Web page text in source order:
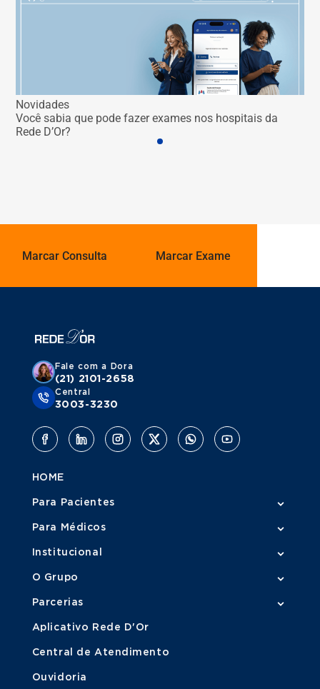
Novidades
Você sabia que pode fazer exames nos hospitais da
Rede D’Or?
Marcar Consulta Marcar Exame
Fale com a Dora
(21) 2101-2658
Central
3003-3230
HOME
Para Pacientes
Para Médicos
Institucional
O Grupo
Parcerias
Aplicativo Rede D'Or
Central de Atendimento
Ouvidoria